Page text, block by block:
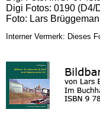
Digi Fotos: 0190 (D4/
Foto: Lars
Interner Vermerk: Dieses